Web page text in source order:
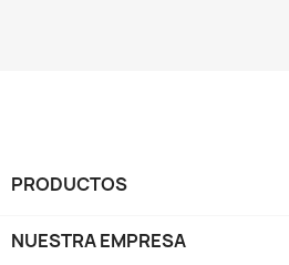
PRODUCTOS
NUESTRA EMPRESA